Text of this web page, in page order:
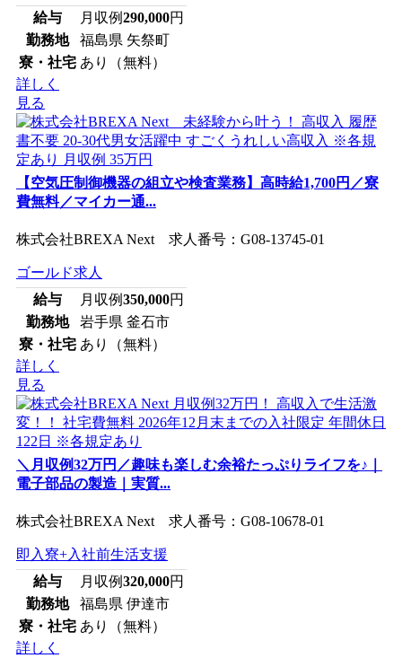
給与
月収例290,000円
勤務地
福島県 矢祭町
寮・社宅 あり（無料）
詳しく
見る
【空気圧制御機器の組立や検査業務】高時給1,700円／寮
費無料／マイカー通...
株式会社BREXA Next 求人番号：G08-13745-01
ゴールド求人
給与
月収例350,000円
勤務地
岩手県 釜石市
寮・社宅 あり（無料）
詳しく
見る
＼月収例32万円／趣味も楽しむ余裕たっぷりライフを♪｜
電子部品の製造｜実質...
株式会社BREXA Next 求人番号：G08-10678-01
即入寮+入社前生活支援
給与
月収例320,000円
勤務地
福島県 伊達市
寮・社宅 あり（無料）
詳しく